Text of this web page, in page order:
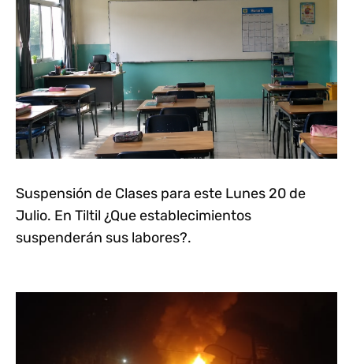
Suspensión de Clases para este Lunes 20 de
Julio. En Tiltil ¿Que establecimientos
suspenderán sus labores?.